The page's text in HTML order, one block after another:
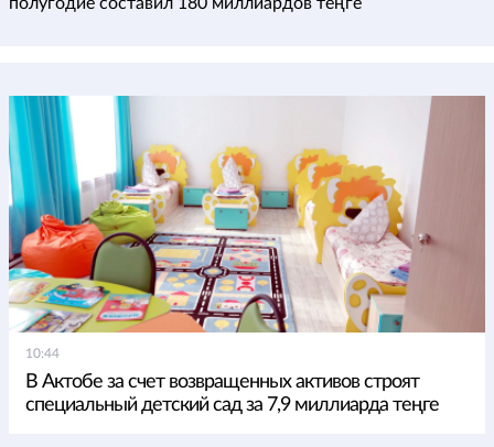
10:44
В Актобе за счет возвращенных активов строят
специальный детский сад за 7,9 миллиарда теңге